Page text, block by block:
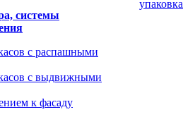
системы
с распашными
с выдвижными
к фасаду
упаковка